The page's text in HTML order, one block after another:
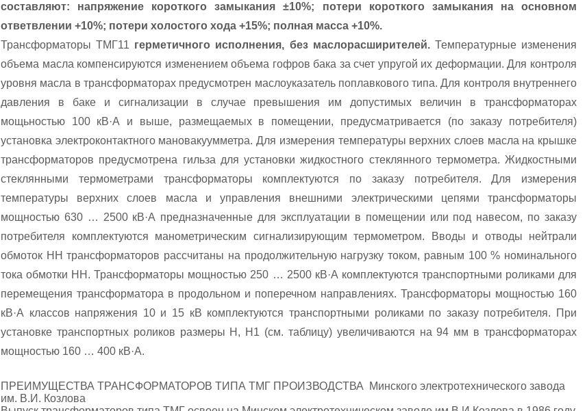
составляют: напряжение короткого замыкания ±10%; потери короткого замыкания на основном
ответвлении +10%; потери холостого хода +15%; полная масса +10%.
Трансформаторы ТМГ11 герметичного исполнения, без маслорасширителей.Температурные изменения
объема масла компенсируются изменением объема гофров бака за счет упругой их деформации. Для контроля
уровня масла в трансформаторах предусмотрен маслоуказатель поплавкового типа. Для контроля внутреннего
давления в баке и сигнализации в случае превышения им допустимых величин в трансформаторах
мощьностью 100 кВ·А и выше, размещаемых в помещении, предусматривается (по заказу потребителя)
установка электроконтактного мановакуумметра. Для измерения температуры верхних слоев масла на крышке
трансформаторов предусмотрена гильза для установки жидкостного стеклянного термометра. Жидкостными
стеклянными термометрами трансформаторы комплектуются по заказу потребителя. Для измерения
температуры верхних слоев масла и управления внешними электрическими цепями трансформаторы
мощностью 630 … 2500 кВ·А предназначенные для эксплуатации в помещении или под навесом, по заказу
потребителя комплектуются манометрическим сигнализирующим термометром. Вводы и отводы нейтрали
обмоток НН трансформаторов рассчитаны на продолжительную нагрузку током, равным 100 % номинального
тока обмотки НН. Трансформаторы мощностью 250 … 2500 кВ·А комплектуются транспортными роликами для
перемещения трансформатора в продольном и поперечном направлениях. Трансформаторы мощностью 160
кВ·А классов напряжения 10 и 15 кВ комплектуются транспортными роликами по заказу потребителя. При
установке транспортных роликов размеры Н, Н1 (см. таблицу) увеличиваются на 94 мм в трансформаторах
мощностью 160 … 400 кВ·А.
ПРЕИМУЩЕСТВА ТРАНСФОРМАТОРОВ ТИПА ТМГ ПРОИЗВОДСТВА Минского электротехнического завода
им. В.И. Козлова